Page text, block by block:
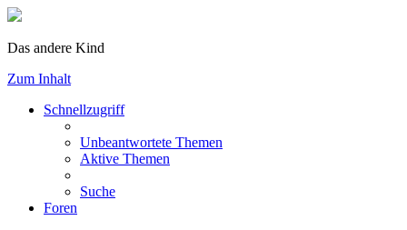
Das andere Kind
Zum Inhalt
Schnellzugriff
Unbeantwortete Themen
Aktive Themen
Suche
Foren